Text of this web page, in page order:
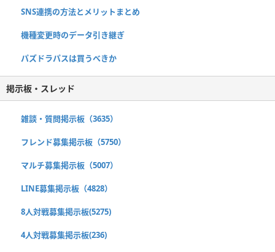
SNS連携の方法とメリットまとめ
機種変更時のデータ引き継ぎ
パズドラパスは買うべきか
掲示板・スレッド
雑談・質問掲示板（3635）
フレンド募集掲示板（5750）
マルチ募集掲示板（5007）
LINE募集掲示板（4828）
8人対戦募集掲示板(5275)
4人対戦募集掲示板(236)